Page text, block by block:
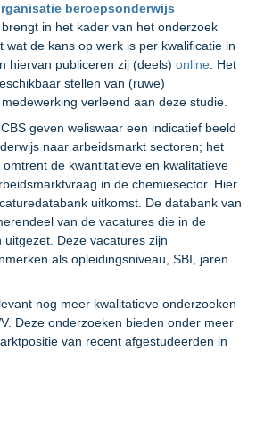
beroepsonderwijs
in het kader van het onderzoek
wat de kans op werk is per kwalificatie in
hiervan publiceren zij (deels) online . Het
stellen van (ruwe)
verleend aan deze studie.
geven weliswaar een indicatief beeld
naar arbeidsmarkt sectoren; het
de kwantitatieve en kwalitatieve
in de chemiesector. Hier
uitkomst. De databank van
van de vacatures die in de
Deze vacatures zijn
als opleidingsniveau, SBI, jaren
nog meer kwalitatieve onderzoeken
Deze onderzoeken bieden onder meer
van recent afgestudeerden in